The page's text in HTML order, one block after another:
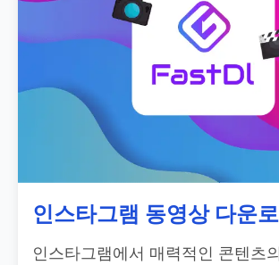
인스타그램 동영상 다운
인스타그램에서 매력적인 콘텐츠